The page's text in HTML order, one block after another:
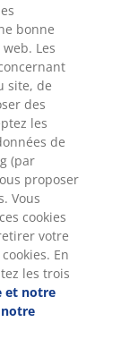
bonne
Les
site, de
des
les
de
(par
proposer
Vous
cookies
votre
En
les trois
et notre
notre